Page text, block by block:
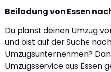
Beiladung von Essen
Du planst deinen Umzug
und bist auf der Suche
Umzugsunternehmen?
Umzugsservice aus Essen